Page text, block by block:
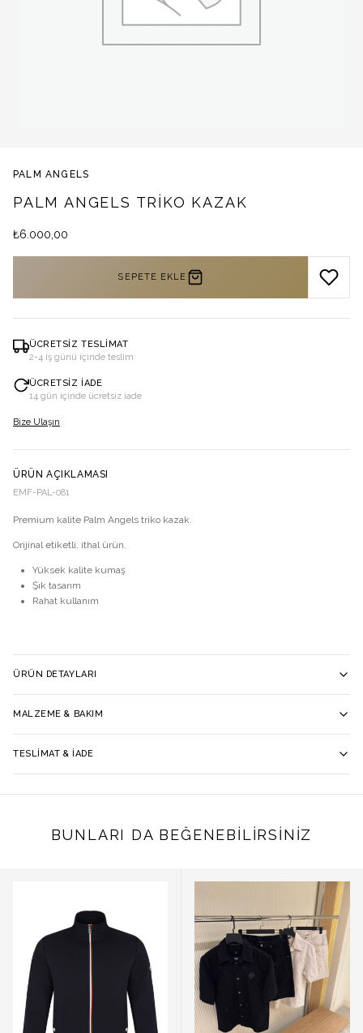
PALM ANGELS
PALM ANGELS TRIKO KAZAK
₺6.000,00
SEPETE EKLE
ÜCRETSIZ TESLIMAT
2-4 iş günü içinde teslim
ÜCRETSIZ İADE
14 gün içinde ücretsiz iade
Bize Ulaşın
ÜRÜN AÇIKLAMASI
EMF-PAL-081
Premium kalite Palm Angels triko kazak.
Orijinal etiketli, ithal ürün.
Yüksek kalite kumaş
Şık tasarım
Rahat kullanım
ÜRÜN DETAYLARI
MALZEME & BAKIM
TESLIMAT & İADE
BUNLARI DA BEĞENEBILIRSINIZ